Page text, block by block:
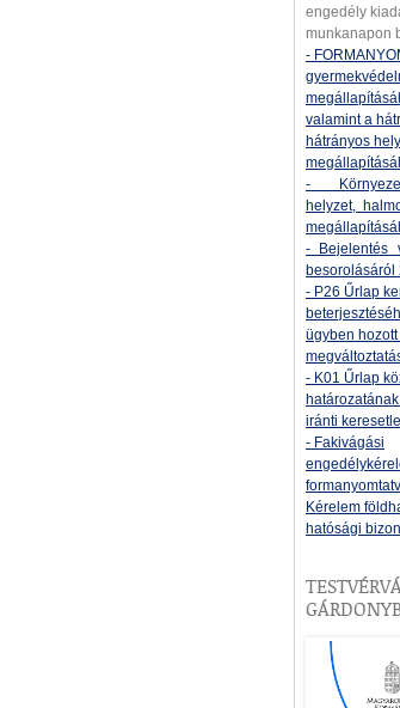
engedély
munkanapon
-
valamint a
hátrányos
-
helyzet,
- Bejelentés
besorolásáról
- P26 Űrlap
ügyben
- K01 Űrlap
iránti
- Fakivágási
Kérelem
hatósági